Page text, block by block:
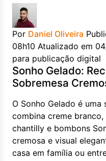
Por Daniel Oliveira
08h10 Atualizado em
para publicação digital
Sonho Gelado:
Sobremesa
O Sonho Gelado é
combina creme
chantilly e bombons
cremosa e visual
casa em família ou